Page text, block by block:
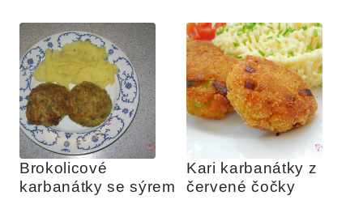
Brokolicové
karbanátky se sýrem
Kari karbanátky z
červené čočky